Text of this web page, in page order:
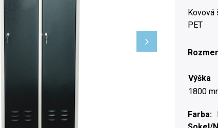
Kovová
PET
Výška
1800
Farba